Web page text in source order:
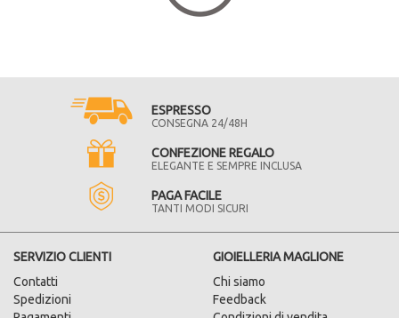
ESPRESSO
CONSEGNA 24/48H
CONFEZIONE REGALO
ELEGANTE E SEMPRE INCLUSA
PAGA FACILE
TANTI MODI SICURI
SERVIZIO CLIENTI
Contatti
Spedizioni
GIOIELLERIA MAGLIONE
Chi siamo
Feedback